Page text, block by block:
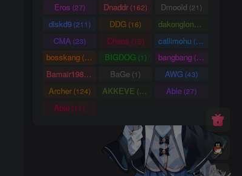
Eros (27) Dnaddr(162) Dmoold (21)
dlskd9(211) DDG (16) dakonglong
CMA (23) Chaos (15) callimohu (57)
bosskang (85) BIGDOG (1) bangbang (22)
Bamair1984(15) BaGe (1) AWG (43)
Archer(124) AKKEVE (114) Able (27)
Abie (11)